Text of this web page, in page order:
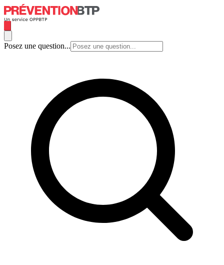
Posez une question...